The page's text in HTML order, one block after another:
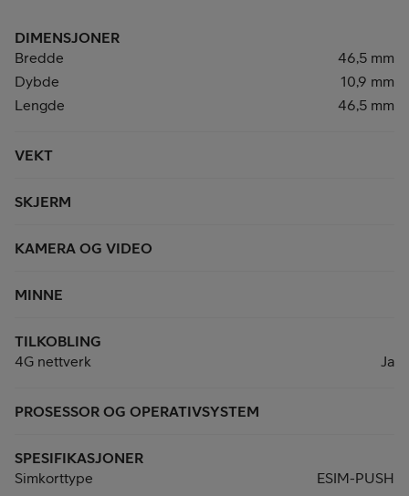
DIMENSJONER
Bredde
46,5 mm
Dybde
10,9 mm
Lengde
46,5 mm
VEKT
SKJERM
KAMERA OG VIDEO
MINNE
TILKOBLING
4G nettverk
Ja
PROSESSOR OG OPERATIVSYSTEM
SPESIFIKASJONER
Simkorttype
ESIM-PUSH